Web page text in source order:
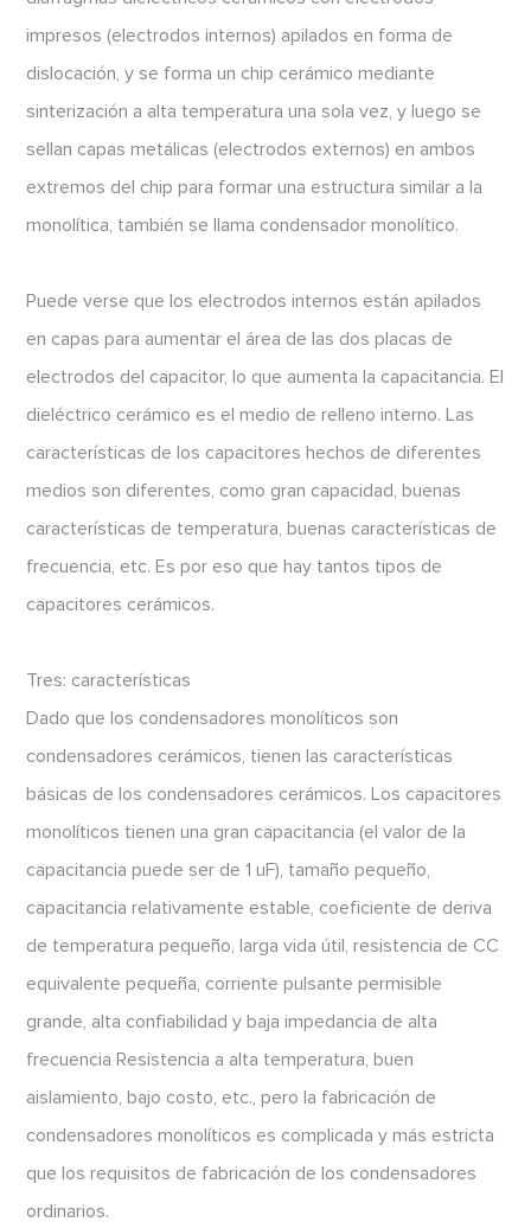
impresos (electrodos internos) apilados en forma de
dislocación, y se forma un chip cerámico mediante
sinterización a alta temperatura una sola vez, y luego se
sellan capas metálicas (electrodos externos) en ambos
extremos del chip para formar una estructura similar a la
monolítica, también se llama condensador monolítico.
Puede verse que los electrodos internos están apilados
en capas para aumentar el área de las dos placas de
electrodos del capacitor, lo que aumenta la capacitancia. El
dieléctrico cerámico es el medio de relleno interno. Las
características de los capacitores hechos de diferentes
medios son diferentes, como gran capacidad, buenas
características de temperatura, buenas características de
frecuencia, etc. Es por eso que hay tantos tipos de
capacitores cerámicos.
Tres: características
Dado que los condensadores monolíticos son
condensadores cerámicos, tienen las características
básicas de los condensadores cerámicos. Los capacitores
monolíticos tienen una gran capacitancia (el valor de la
capacitancia puede ser de 1 uF), tamaño pequeño,
capacitancia relativamente estable, coeficiente de deriva
de temperatura pequeño, larga vida útil, resistencia de CC
equivalente pequeña, corriente pulsante permisible
grande, alta confiabilidad y baja impedancia de alta
frecuencia Resistencia a alta temperatura, buen
aislamiento, bajo costo, etc., pero la fabricación de
condensadores monolíticos es complicada y más estricta
que los requisitos de fabricación de los condensadores
ordinarios.